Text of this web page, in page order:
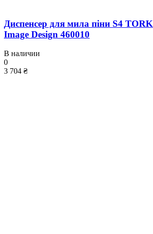
Диспенсер для мила піни S4 TORK
Image Design 460010
В наличии
0
3 704 ₴